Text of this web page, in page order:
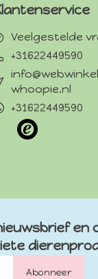
Veelgestelde
+31622449590
whoopie.nl
+31622449590
Abonneer